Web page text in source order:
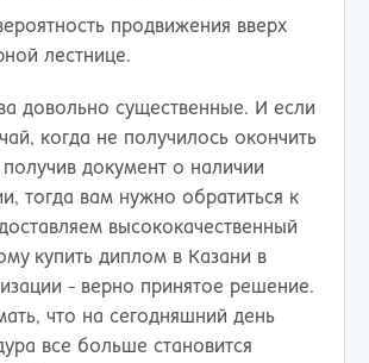
продвижения вверх
лестнице.
довольно существенные. И если
когда не получилось окончить
получив документ о наличии
тогда вам нужно обратиться к
высококачественный
купить диплом в Казани в
- верно принятое решение.
что на сегодняшний день
все больше становится